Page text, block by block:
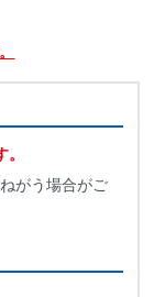
がう場合がご